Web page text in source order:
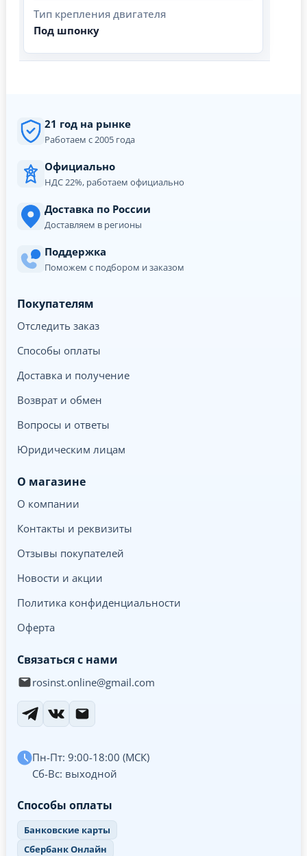
Тип крепления двигателя
Под шпонку
21 год на рынке
Работаем с 2005 года
Официально
НДС 22%, работаем официально
Доставка по России
Доставляем в регионы
Поддержка
Поможем с подбором и заказом
Покупателям
Отследить заказ
Способы оплаты
Доставка и получение
Возврат и обмен
Вопросы и ответы
Юридическим лицам
О магазине
О компании
Контакты и реквизиты
Отзывы покупателей
Новости и акции
Политика конфиденциальности
Оферта
Связаться с нами
rosinst.online@gmail.com
Пн-Пт: 9:00-18:00 (МСК)
Сб-Вс: выходной
Способы оплаты
Банковские карты
Сбербанк Онлайн